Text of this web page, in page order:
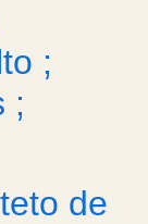
;
;
de